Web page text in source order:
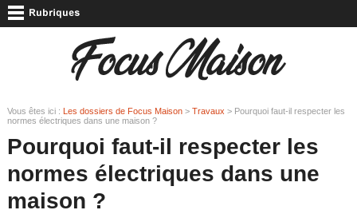
Vous êtes ici : Les dossiers de Focus Maison> Travaux > Pourquoi faut-il respecter les
normes électriques dans une maison ?
Pourquoi faut-il respecter les
normes électriques dans une
maison ?